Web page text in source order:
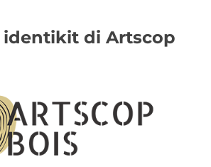
identikit di Artscop